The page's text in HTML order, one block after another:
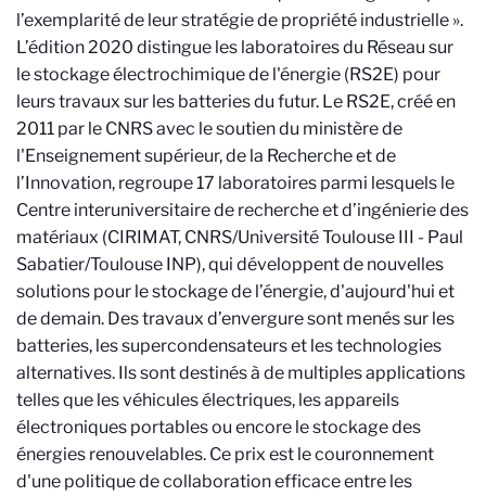
l’exemplarité de leur stratégie de propriété industrielle ».
L’édition 2020 distingue les laboratoires du Réseau sur
le stockage électrochimique de l'énergie (RS2E) pour
leurs travaux sur les batteries du futur. Le RS2E, créé en
2011 par le CNRS avec le soutien du ministère de
l'Enseignement supérieur, de la Recherche et de
l’Innovation, regroupe 17 laboratoires parmi lesquels le
Centre interuniversitaire de recherche et d’ingénierie des
matériaux (CIRIMAT, CNRS/Université Toulouse III - Paul
Sabatier/Toulouse INP), qui développent de nouvelles
solutions pour le stockage de l’énergie, d'aujourd'hui et
de demain. Des travaux d’envergure sont menés sur les
batteries, les supercondensateurs et les technologies
alternatives. Ils sont destinés à de multiples applications
telles que les véhicules électriques, les appareils
électroniques portables ou encore le stockage des
énergies renouvelables. Ce prix est le couronnement
d'une politique de collaboration efficace entre les